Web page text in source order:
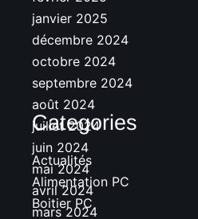
janvier 2025
décembre 2024
octobre 2024
septembre 2024
août 2024
juillet 2024
juin 2024
mai 2024
avril 2024
mars 2024
Categories
Actualités
Alimentation PC
Boitier PC